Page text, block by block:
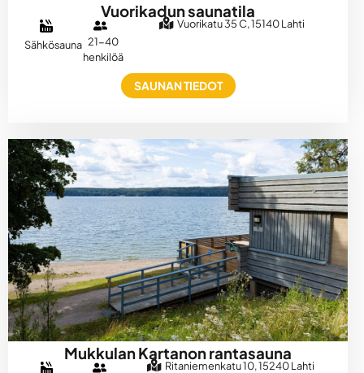
Vuorikadun saunatila
Sähkösauna 21-40
henkilöä
Vuorikatu 35 C, 15140 Lahti
SAUNAN TIEDOT
Mukkulan Kartanon rantasauna
Ritaniemenkatu 10, 15240 Lahti